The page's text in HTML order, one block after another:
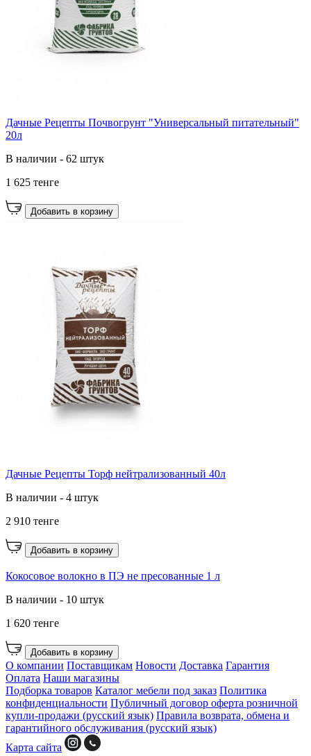
Дачные Рецепты Почвогрунт "Универсальный питательный"
20л
В наличии - 62 штук
1 625 тенге
Добавить в корзину
Дачные Рецепты Торф нейтрализованный 40л
В наличии - 4 штук
2 910 тенге
Добавить в корзину
Кокосовое волокно в ПЭ не пресованные 1 л
В наличии - 10 штук
1 620 тенге
Добавить в корзину
О компании Поставщикам Новости Доставка Гарантия
Оплата Наши магазины
Подборка товаров Каталог мебели под заказ Политика
конфиденциальности Публичный договор оферта розничной
купли-продажи (русский язык) Правила возврата, обмена и
гарантийного обслуживания (русский язык)
Карта сайта